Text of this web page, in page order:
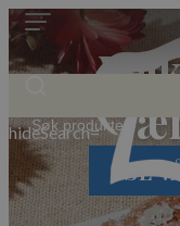
hideSearch=
SE